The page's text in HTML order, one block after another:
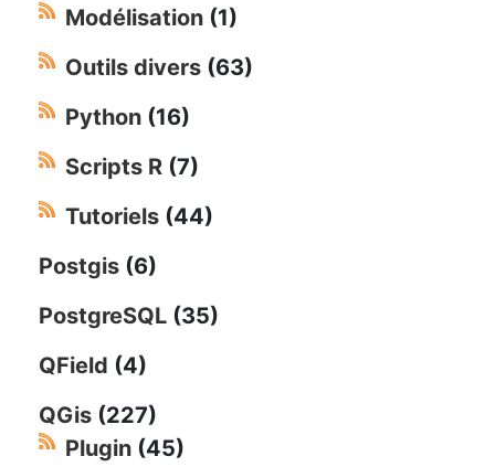
Modélisation (1)
Outils divers (63)
Python (16)
Scripts R (7)
Tutoriels (44)
Postgis (6)
PostgreSQL (35)
QField (4)
QGis (227)
Plugin (45)